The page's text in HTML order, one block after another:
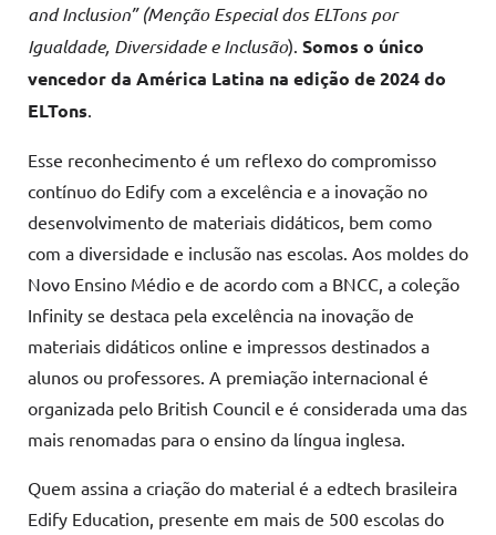
and Inclusion” (Menção Especial dos ELTons por
Igualdade, Diversidade e Inclusão). Somos o único
vencedor da América Latina na edição de 2024 do
ELTons
Esse reconhecimento é um reflexo do compromisso
contínuo do Edify com a excelência e a inovação no
desenvolvimento de materiais didáticos, bem como
com a diversidade e inclusão nas escolas. Aos moldes do
Novo Ensino Médio e de acordo com a BNCC, a coleção
Infinity se destaca pela excelência na inovação de
materiais didáticos online e impressos destinados a
alunos ou professores. A premiação internacional é
organizada pelo British Council e é considerada uma das
mais renomadas para o ensino da língua inglesa.
Quem assina a criação do material é a edtech brasileira
Edify Education, presente em mais de 500 escolas do